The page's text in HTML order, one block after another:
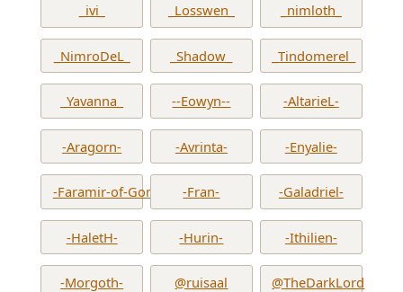
_ivi_ _Losswen_ _nimloth_
_NimroDeL_ _Shadow_ _Tindomerel_
_Yavanna_ --Eowyn-- -AltarieL-
-Aragorn- -Avrinta- -Enyalie-
-Faramir-of-Gondor- -Fran- -Galadriel-
-HaletH- -Hurin- -Ithilien-
-Morgoth- @ruisaal @TheDarkLord